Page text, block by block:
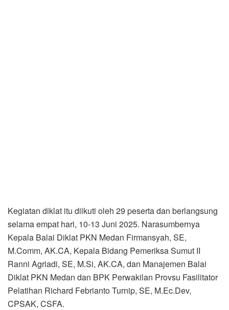
Kegiatan diklat itu diikuti oleh 29 peserta dan berlangsung
selama empat hari, 10-13 Juni 2025. Narasumbernya
Kepala Balai Diklat PKN Medan Firmansyah, SE,
M.Comm, AK.CA, Kepala Bidang Pemeriksa Sumut II
Ranni Agriadi, SE, M.Si, AK.CA, dan Manajemen Balai
Diklat PKN Medan dan BPK Perwakilan Provsu Fasilitator
Pelatihan Richard Febrianto Turnip, SE, M.Ec.Dev,
CPSAK, CSFA.